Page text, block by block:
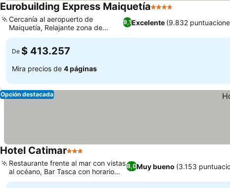
Eurobuilding Express Maiquetía4 Estrellas
9,1Excelente (9.832
Cercanía al aeropuerto de
Maiquetía, Relajante zona de
piscina exterior
De $ 413.257
Mira precios de 4 páginas
Opción destacada
Hotel Catimar3 Estrellas
8,0Muy bueno (3.153
Restaurante frente al mar con vistas
al océano, Bar Tasca con horario
amplio